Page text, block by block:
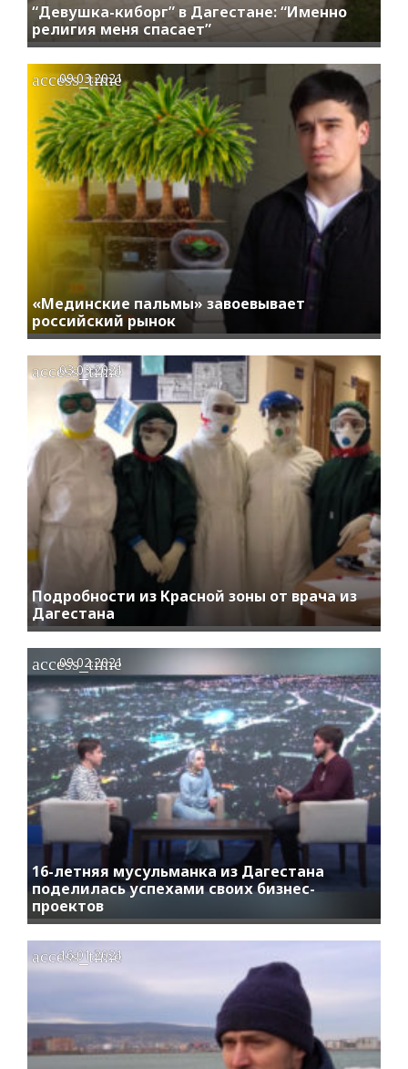
“Девушка-киборг” в Дагестане: “Именно
религия меня спасает”
«Мединские пальмы» завоевывает
российский рынок
access_time
09.03.2021
Подробности из Красной зоны от врача из
Дагестана
access_time
03.03.2021
16-летняя мусульманка из Дагестана
поделилась успехами своих бизнес-
проектов
access_time
09.02.2021
access_time
16.01.2021